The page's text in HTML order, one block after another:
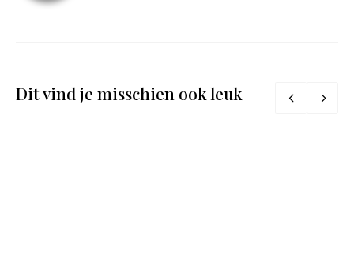
Dit vind je misschien ook leuk